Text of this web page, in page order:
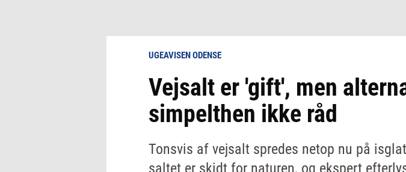
UGEAVISEN ODENSE
Vejsalt er 'gift', men
simpelthen ikke råd
Tonsvis af vejsalt spredes netop nu på
saltet er skidt for naturen, og ekspert